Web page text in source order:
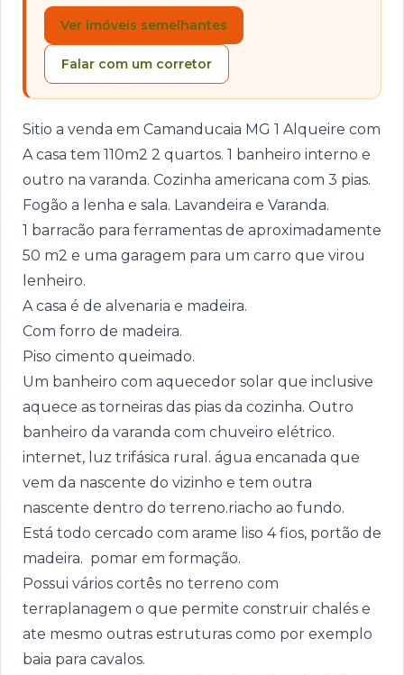
Ver imóveis semelhantes
Falar com um corretor
Sitio a venda em Camanducaia MG 1 Alqueire com
A casa tem 110m2 2 quartos. 1 banheiro interno e
outro na varanda. Cozinha americana com 3 pias.
Fogão a lenha e sala. Lavandeira e Varanda.
1 barracão para ferramentas de aproximadamente
50 m2 e uma garagem para um carro que virou
lenheiro.
A casa é de alvenaria e madeira.
Com forro de madeira.
Piso cimento queimado.
Um banheiro com aquecedor solar que inclusive
aquece as torneiras das pias da cozinha. Outro
banheiro da varanda com chuveiro elétrico.
internet, luz trifásica rural. água encanada que
vem da nascente do vizinho e tem outra
nascente dentro do terreno.riacho ao fundo.
Está todo cercado com arame liso 4 fios, portão de
madeira. pomar em formação.
Possui vários cortês no terreno com
terraplanagem o que permite construir chalés e
ate mesmo outras estruturas como por exemplo
baia para cavalos.